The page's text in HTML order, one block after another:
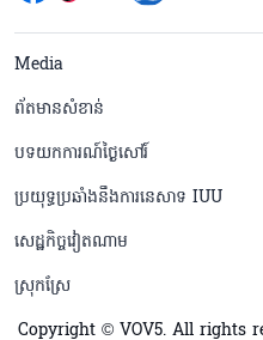
menu footer
Media
ព័តមានសំខាន់
បទយកការណ៍ថ្ងៃសៅរ៍
ប្រយុទ្ធប្រឆាំងនឹងការនេសាទ IUU
សេដ្ឋកិច្ចវៀតណាម
ស្រុកស្រែ
Copyright © VOV5. All rights